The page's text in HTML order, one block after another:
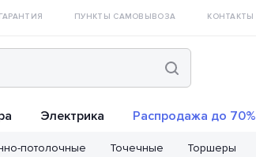
ГАРАНТИЯ ПУНКТЫ САМОВЫВОЗА КОНТАКТЫ
потолочные Точечные Торшеры
Электрика Распродажа до 70%